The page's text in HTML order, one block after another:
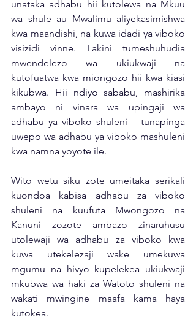
unataka adhabu hii kutolewa na Mkuu
wa shule au Mwalimu aliyekasimishwa
kwa maandishi, na kuwa idadi ya viboko
visizidi vinne. Lakini tumeshuhudia
mwendelezo wa ukiukwaji na
kutofuatwa kwa miongozo hii kwa kiasi
kikubwa. Hii ndiyo sababu, mashirika
ambayo ni vinara wa upingaji wa
adhabu ya viboko shuleni – tunapinga
uwepo wa adhabu ya viboko mashuleni
kwa namna yoyote ile.
Wito wetu siku zote umeitaka serikali
kuondoa kabisa adhabu za viboko
shuleni na kuufuta Mwongozo na
Kanuni zozote ambazo zinaruhusu
utolewaji wa adhabu za viboko kwa
kuwa utekelezaji wake umekuwa
mgumu na hivyo kupelekea ukiukwaji
mkubwa wa haki za Watoto shuleni na
wakati mwingine maafa kama haya
kutokea.